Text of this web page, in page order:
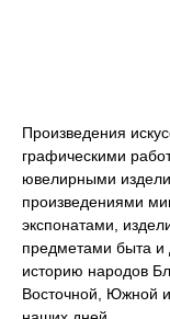
Произведения
графическими
ювелирными
произведениями
экспонатами,
предметами быта и
историю народов
Восточной, Южной